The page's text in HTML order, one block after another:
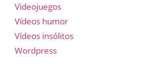
Videojuegos
Vídeos humor
Vídeos insólitos
Wordpress